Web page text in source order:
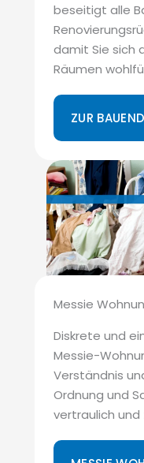
beseitigt alle
damit Sie sich
Räumen
ZUR
Messie
Diskrete und
Messie-
Verständnis
Ordnung und
vertraulich und